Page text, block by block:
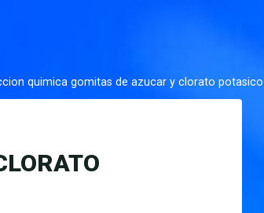
quimica gomitas de azucar y clorato potasico